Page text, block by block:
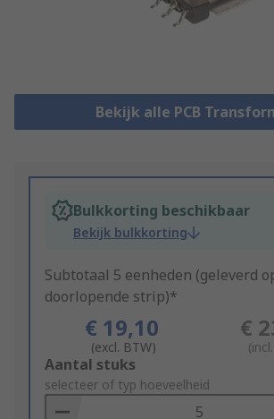
Bekijk alle PCB
Bulkkorting beschikbaar
Bekijk bulkkorting
Subtotaal 5 eenheden (geleverd
doorlopende strip)*
€ 19,10
(excl. BTW)
€
Add
to
Basket
Aantal stuks
selecteer of typ hoeveelheid